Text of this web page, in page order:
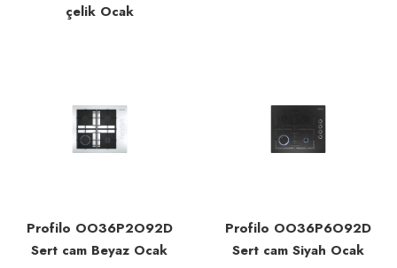
çelik Ocak
Profilo OO36P2O92D
Sert cam Beyaz Ocak
Profilo OO36P6O92D
Sert cam Siyah Ocak